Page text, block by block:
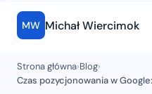
MW Michał Wiercimok
Strona główna›Blog›